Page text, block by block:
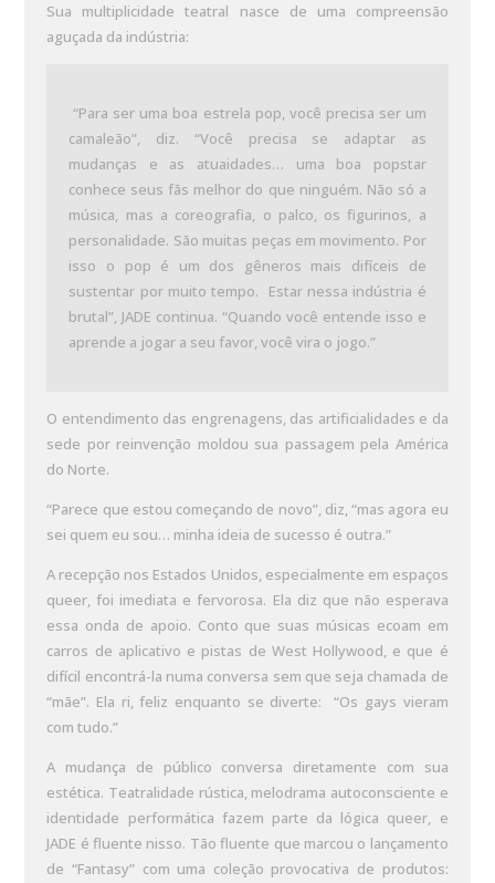
Sua multiplicidade teatral nasce de uma compreensão
aguçada da indústria:
“Para ser uma boa estrela pop, você precisa ser um
camaleão”, diz. “Você precisa se adaptar as
mudanças e as atuaidades… uma boa popstar
conhece seus fãs melhor do que ninguém. Não só a
música, mas a coreografia, o palco, os figurinos, a
personalidade. São muitas peças em movimento. Por
isso o pop é um dos gêneros mais difíceis de
sustentar por muito tempo. Estar nessa indústria é
brutal”, JADE continua. “Quando você entende isso e
aprende a jogar a seu favor, você vira o jogo.”
O entendimento das engrenagens, das artificialidades e da
sede por reinvenção moldou sua passagem pela América
do Norte.
“Parece que estou começando de novo”, diz, “mas agora eu
sei quem eu sou… minha ideia de sucesso é outra.”
A recepção nos Estados Unidos, especialmente em espaços
queer, foi imediata e fervorosa. Ela diz que não esperava
essa onda de apoio. Conto que suas músicas ecoam em
carros de aplicativo e pistas de West Hollywood, e que é
difícil encontrá-la numa conversa sem que seja chamada de
“mãe”. Ela ri, feliz enquanto se diverte: “Os gays vieram
com tudo.”
A mudança de público conversa diretamente com sua
estética. Teatralidade rústica, melodrama autoconsciente e
identidade performática fazem parte da lógica queer, e
JADE é fluente nisso. Tão fluente que marcou o lançamento
de “Fantasy” com uma coleção provocativa de produtos: